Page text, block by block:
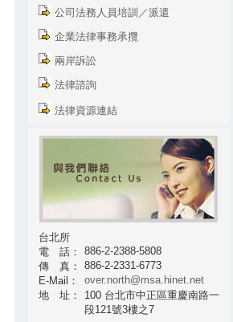
公司法務人員培訓／派遣
企業法律事務承攬
兩岸訴訟
法律諮詢
法律資源連結
台北所
電 話：
886-2-2388-5808
傳 真：
886-2-2331-6773
E-Mail：
over.north@msa.hinet.net
地 址：
100 台北市中正區重慶南路一
段121號3樓之7